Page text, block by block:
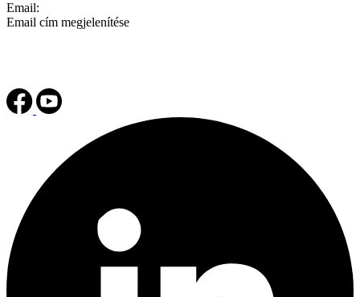
Email:
Email cím megjelenítése